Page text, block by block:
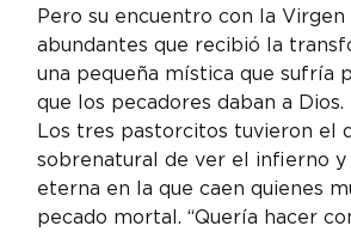
Pero su encuentro con la Virgen
abundantes que recibió la
una pequeña mística que sufría
que los pecadores daban a Dios.
Los tres pastorcitos tuvieron el
sobrenatural de ver el infierno
eterna en la que caen quienes
pecado mortal. “Quería hacer